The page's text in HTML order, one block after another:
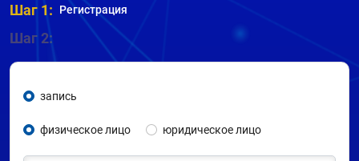
Шаг 1: Регистрация
Шаг 2:
запись
физическое лицо юридическое лицо